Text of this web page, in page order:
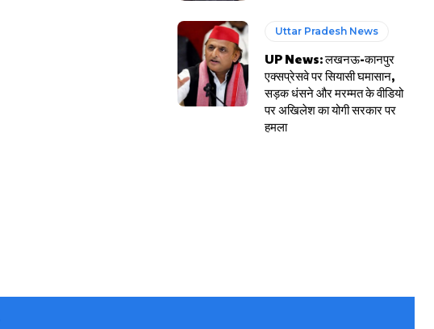
Uttar Pradesh News
UP News: लखनऊ-कानपुर
एक्सप्रेसवे पर सियासी घमासान,
सड़क धंसने और मरम्मत के वीडियो
पर अखिलेश का योगी सरकार पर
हमला